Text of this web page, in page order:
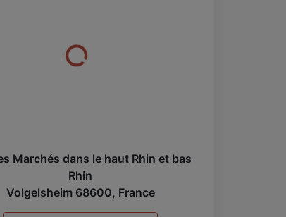
Marchés dans le haut Rhin et bas
Rhin
Volgelsheim 68600, France